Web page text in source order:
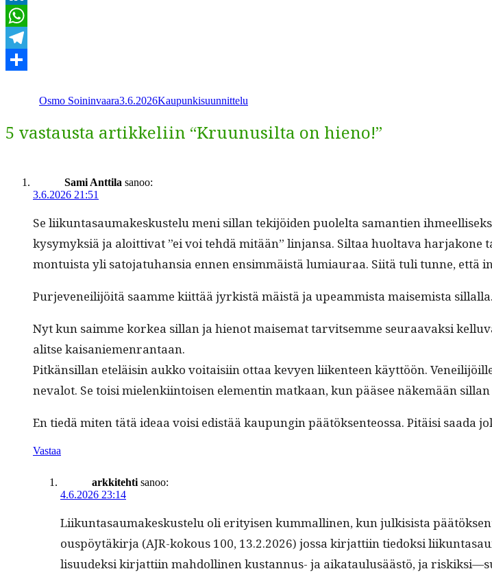
LinkedIn
WhatsApp
Telegram
Osmo Soininvaara3.6.2026Kaupunkisuunnittelu
5 vastausta artikkeliin “Kruunusilta on hieno!”
Sami Anttila sanoo:
3.6.2026 21:51
Se liikun­tasaumakeskustelu meni sil­lan tek­i­jöi­den puolelta samantien
kysymyk­siä ja aloit­ti­vat ”ei voi tehdä mitään” lin­jansa. Sil­taa huolta­va
mon­tu­ista yli sato­jatuhan­sia ennen ensim­mäistä lumi­au­raa. Siitä tuli tunne,
Pur­jeveneil­i­jöitä saamme kiit­tää jyrk­istä mäistä ja upeam­mista maisemista sillalla.
Nyt kun saimme korkea sil­lan ja hienot maise­mat tarvit­semme seu­raavak­si
alitse kaisaniemenrantaan.
Pitkän­sil­lan eteläisin aukko voitaisi­in ottaa kevyen liiken­teen käyt­töön.
neval­ot. Se toisi mie­lenki­in­toisen ele­mentin matkaan, kun pääsee näkemään
En tiedä miten tätä ideaa voisi edis­tää kaupun­gin päätök­sen­teossa. Pitäisi saa­da
Vastaa
arkkitehti sanoo:
4.6.2026 23:14
Liikun­tasaumakeskustelu oli eri­tyisen kum­malli­nen, kun julk­i­sista
ous­pöytäkir­ja (AJR-kok­ous 100, 13.2.2026) jos­sa kir­jat­ti­in tiedok­si
lisu­udek­si kir­jat­ti­in mah­dolli­nen kus­tan­nus- ja aikataulusäästö, ja